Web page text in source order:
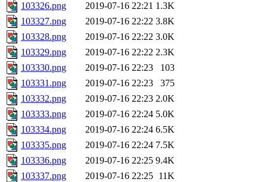
103326.png
2019-07-16 22:21 1.3K
103327.png
2019-07-16 22:22 3.8K
103328.png
2019-07-16 22:22 3.0K
103329.png
2019-07-16 22:22 2.3K
103330.png
2019-07-16 22:23
103
103331.png
2019-07-16 22:23
375
103332.png
2019-07-16 22:23 2.0K
103333.png
2019-07-16 22:24 5.0K
103334.png
2019-07-16 22:24 6.5K
103335.png
2019-07-16 22:24 7.5K
103336.png
2019-07-16 22:25 9.4K
103337.png
2019-07-16 22:25 11K